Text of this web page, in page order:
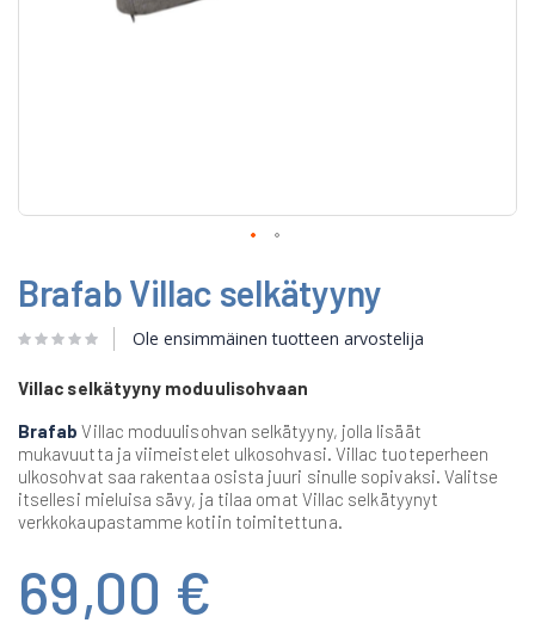
to
the
beginning
of
images
Brafab Villac selkätyyny
Ole ensimmäinen tuotteen arvostelija
Villac selkätyyny moduulisohvaan
Brafab Villac moduulisohvan selkätyyny, jolla lisäät
mukavuutta ja viimeistelet ulkosohvasi. Villac tuoteperheen
ulkosohvat saa rakentaa osista juuri sinulle sopivaksi. Valitse
itsellesi mieluisa sävy, ja tilaa omat Villac selkätyynyt
verkkokaupastamme kotiin toimitettuna.
69,00 €